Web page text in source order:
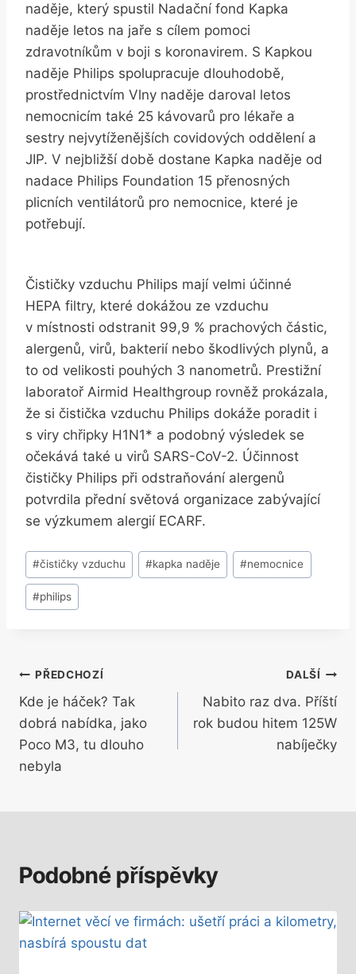
naděje, který spustil Nadační fond Kapka
naděje letos na jaře s cílem pomoci
zdravotníkům v boji s koronavirem. S Kapkou
naděje Philips spolupracuje dlouhodobě,
prostřednictvím Vlny naděje daroval letos
nemocnicím také 25 kávovarů pro lékaře a
sestry nejvytíženějších covidových oddělení a
JIP. V nejbližší době dostane Kapka naděje od
nadace Philips Foundation 15 přenosných
plicních ventilátorů pro nemocnice, které je
potřebují.
Čističky vzduchu Philips mají velmi účinné
HEPA filtry, které dokážou ze vzduchu
v místnosti odstranit 99,9 % prachových částic,
alergenů, virů, bakterií nebo škodlivých plynů, a
to od velikosti pouhých 3 nanometrů. Prestižní
laboratoř Airmid Healthgroup rovněž prokázala,
že si čistička vzduchu Philips dokáže poradit i
s viry chřipky H1N1* a podobný výsledek se
očekává také u virů SARS-CoV-2. Účinnost
čističky Philips při odstraňování alergenů
potvrdila přední světová organizace zabývající
se výzkumem alergií ECARF.
Štítky
příspěvků:
#čističky vzduchu #kapka naděje #nemocnice
#philips
Navigace
pro
příspěvek
PŘEDCHOZÍ
Kde je háček? Tak
dobrá nabídka, jako
Poco M3, tu dlouho
nebyla
DALŠÍ
Nabito raz dva. Příští
rok budou hitem 125W
nabíječky
Podobné příspěvky